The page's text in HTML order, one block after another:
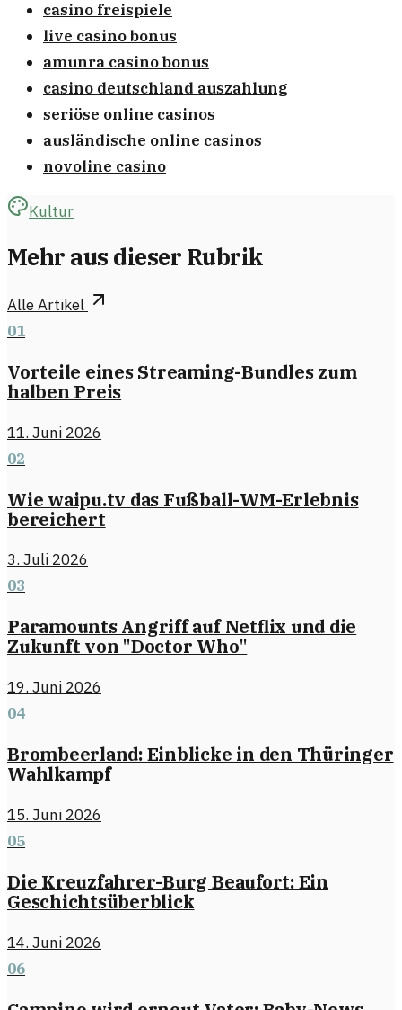
casino freispiele
live casino bonus
amunra casino bonus
casino deutschland auszahlung
seriöse online casinos
ausländische online casinos
novoline casino
Kultur
Mehr aus dieser Rubrik
Alle Artikel
01
Vorteile eines Streaming-Bundles zum
halben Preis
11. Juni 2026
02
Wie waipu.tv das Fußball-WM-Erlebnis
bereichert
3. Juli 2026
03
Paramounts Angriff auf Netflix und die
Zukunft von "Doctor Who"
19. Juni 2026
04
Brombeerland: Einblicke in den Thüringer
Wahlkampf
15. Juni 2026
05
Die Kreuzfahrer-Burg Beaufort: Ein
Geschichtsüberblick
14. Juni 2026
06